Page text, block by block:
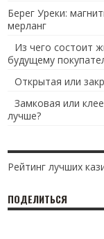
Берег Уреки:
мерланг
Из чего состоит
будущему
Открытая или
Замковая или
лучше?
Рейтинг лучших
ПОДЕЛИТЬСЯ